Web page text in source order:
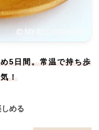
5日間。常温で持ち歩
！
める